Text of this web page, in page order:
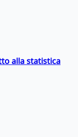
alla statistica